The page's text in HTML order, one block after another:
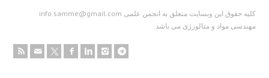
info.samme@gmail.com کلیه حقوق این وبسایت متعلق به انجمن علمی
مواد و متالورژی می باشد